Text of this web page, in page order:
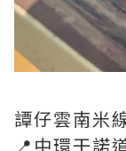
譚仔雲南米
📍中環干諾